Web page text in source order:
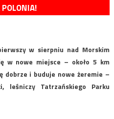
w sierpniu nad Morskim
w nowe miejsce – około 5 km
dobrze i buduje nowe żeremie –
leśniczy Tatrzańskiego Parku